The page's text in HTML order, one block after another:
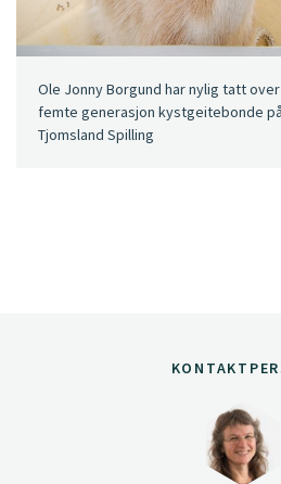
Ole Jonny Borgund har nylig tatt
femte generasjon kystgeitebonde
Tjomsland Spilling